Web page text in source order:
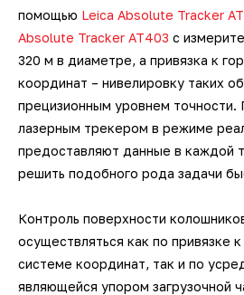
помощью Leica Absolute Tracker
Absolute Tracker AT403 с
320 м в диаметре, а привязка к
координат – нивелировку таких
прецизионным уровнем точности.
лазерным трекером в режиме
предоставляют данные в каждой
решить подобного рода задачи
Контроль поверхности
осуществляться как по привязке к
системе координат, так и по
являющейся упором загрузочной
Аксессуары для
метрологического
Наземные 3D-сканеры
3D-сканеры для
3D-сканеры для
ПО Inspire
ПО ESI Additive
ПО Volume Graphics
ПО GOM